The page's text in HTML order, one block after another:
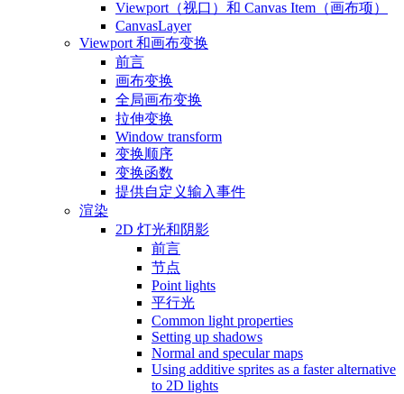
Viewport（视口）和 Canvas Item（画布项）
CanvasLayer
Viewport 和画布变换
前言
画布变换
全局画布变换
拉伸变换
Window transform
变换顺序
变换函数
提供自定义输入事件
渲染
2D 灯光和阴影
前言
节点
Point lights
平行光
Common light properties
Setting up shadows
Normal and specular maps
Using additive sprites as a faster alternative
to 2D lights